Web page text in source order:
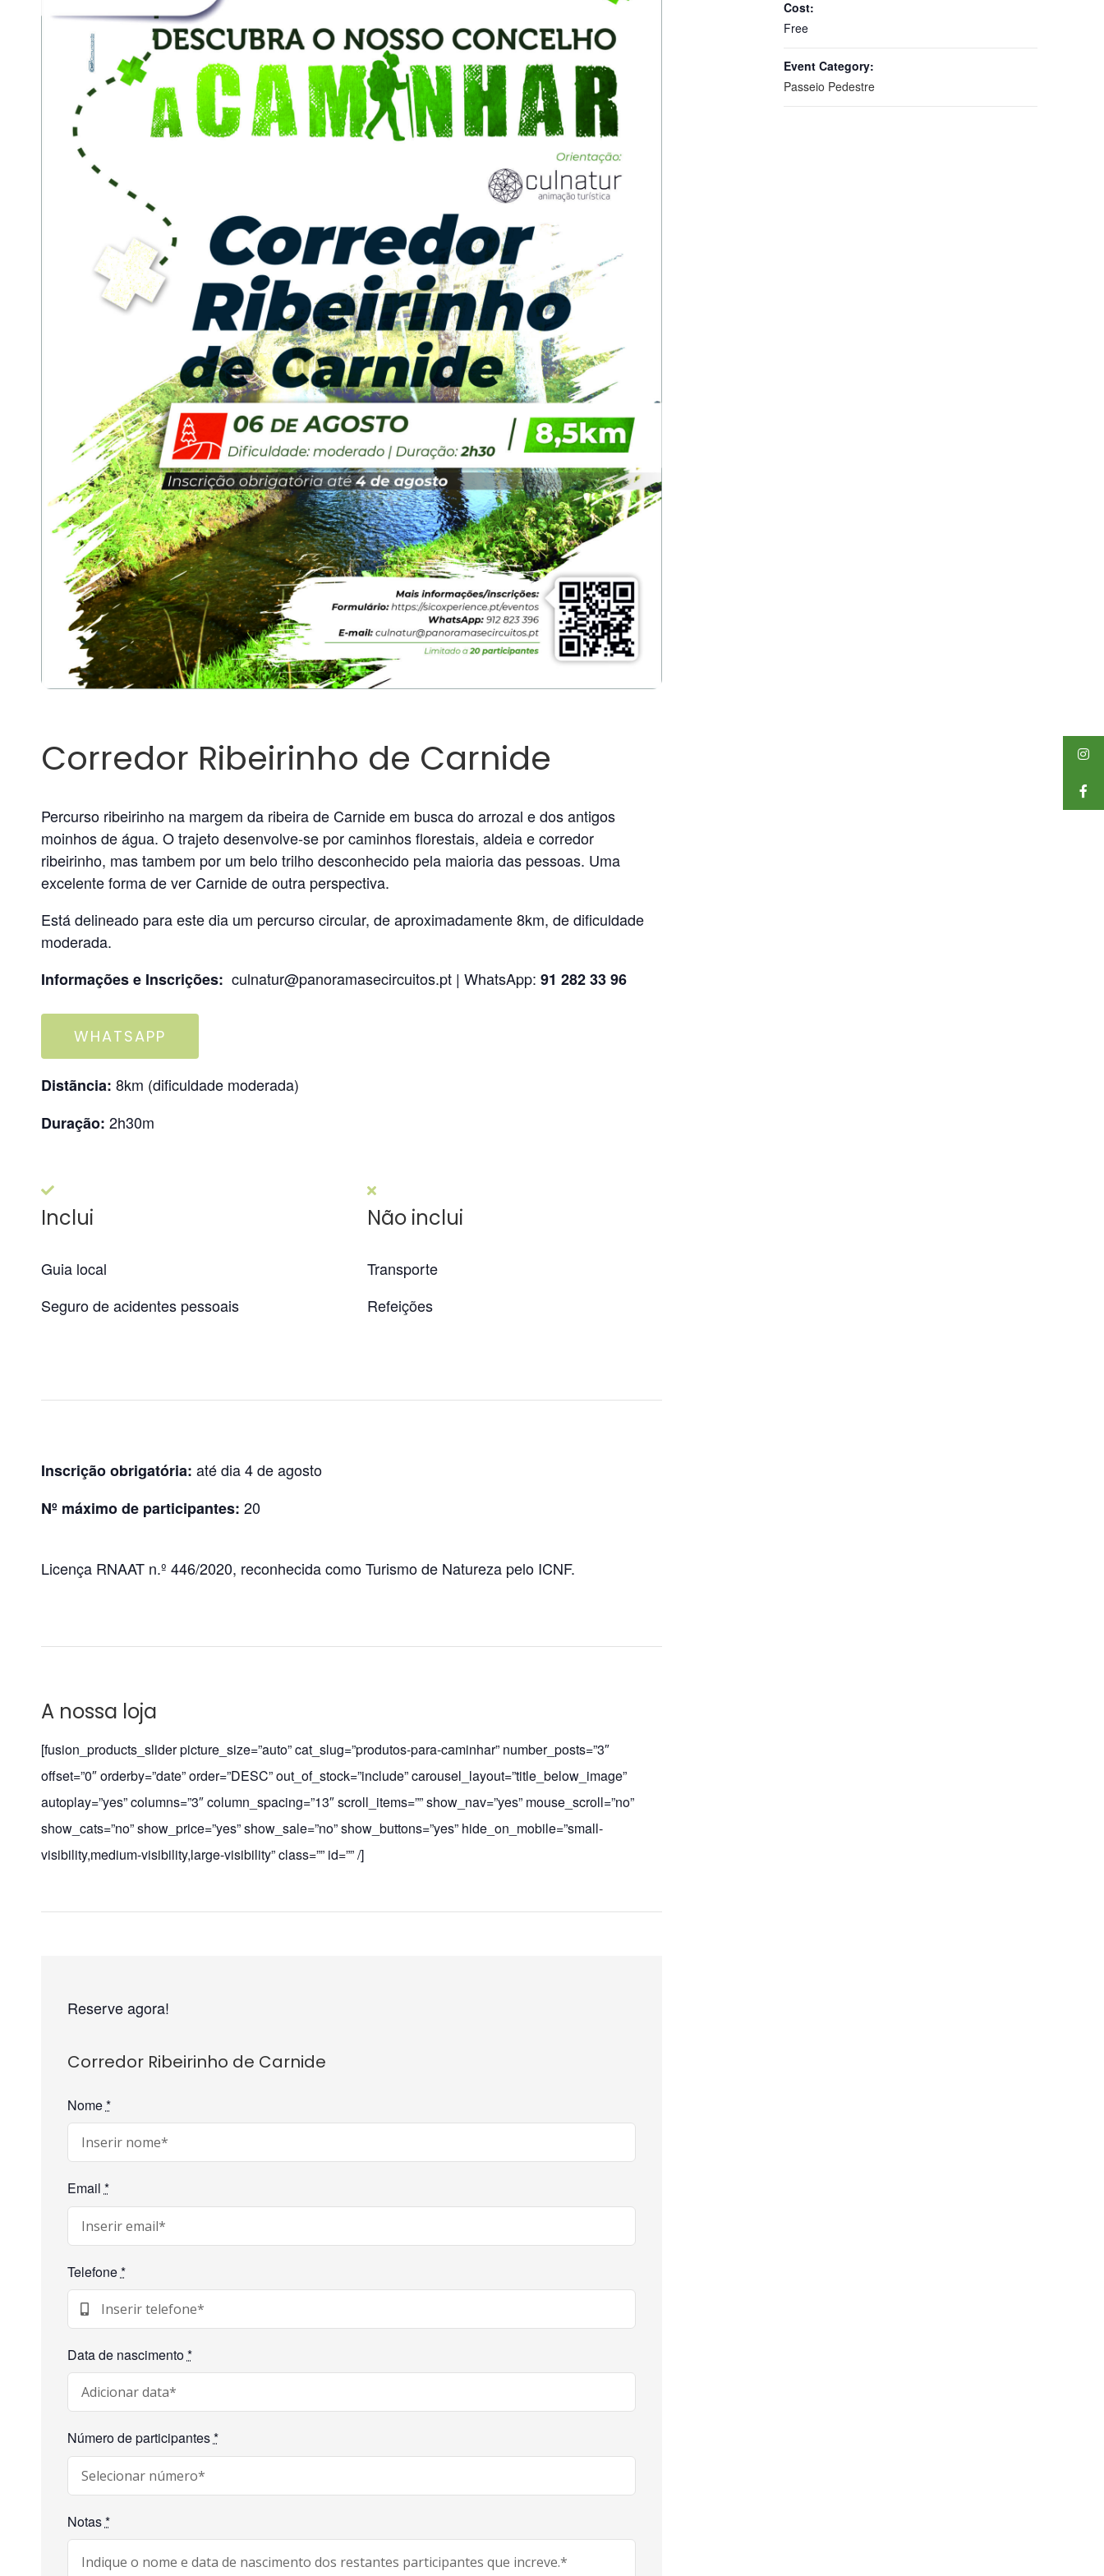
Corredor Ribeirinho de Carnide
Percurso ribeirinho na margem da ribeira de Carnide em busca do arrozal e dos antigos
moinhos de água. O trajeto desenvolve-se por caminhos florestais, aldeia e corredor
ribeirinho, mas tambem por um belo trilho desconhecido pela maioria das pessoas. Uma
excelente forma de ver Carnide de outra perspectiva.
Está delineado para este dia um percurso circular, de aproximadamente 8km, de dificuldade
moderada.
Informações e Inscrições: culnatur@panoramasecircuitos.pt | WhatsApp: 91 282 33 96
WHATSAPP
Distãncia: 8km (dificuldade moderada)
Duração: 2h30m
Inclui
Guia local
Seguro de acidentes pessoais
Não inclui
Transporte
Refeições
Inscrição obrigatória: até dia 4 de agosto
Nº máximo de participantes: 20
Licença RNAAT n.º 446/2020, reconhecida como Turismo de Natureza pelo ICNF.
A nossa loja
[fusion_products_slider picture_size=”auto” cat_slug=”produtos-para-caminhar” number_posts=”3″
offset=”0″ orderby=”date” order=”DESC” out_of_stock=”include” carousel_layout=”title_below_image”
autoplay=”yes” columns=”3″ column_spacing=”13″ scroll_items=”” show_nav=”yes” mouse_scroll=”no”
show_cats=”no” show_price=”yes” show_sale=”no” show_buttons=”yes” hide_on_mobile=”small-
visibility,medium-visibility,large-visibility” class=”” id=”” /]
Reserve agora!
Corredor Ribeirinho de Carnide
Nome*
Email *
Telefone*
Data de nascimento*
Número de participantes*
Notas*
Cost:
Free
Event Category:
Passeio Pedestre